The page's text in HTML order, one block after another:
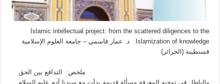
Islamic intellectual project: from the scattered diligences to the
Islamization of knowledge د. عمار قاسمي – جامعة العلوم الإسلامية
قسنطينة (الجزائر)
ملخص: التدافع بين الحق
والباطل في توجيه المعرفة مسألة قديمة بدأت مع سيدنا آدم عليه السلام